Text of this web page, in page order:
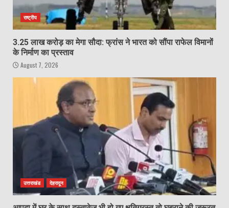
राष्ट्रीय
3.25 लाख करोड़ का मेगा सौदा: फ्रांस ने भारत को सौंपा राफेल विमानों
के निर्माण का प्रस्ताव
August 7, 2026
उत्तराखंड देहरादून